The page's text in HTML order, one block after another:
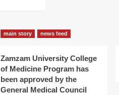
main story news feed
Zamzam University College
of Medicine Program has
been approved by the
General Medical Council